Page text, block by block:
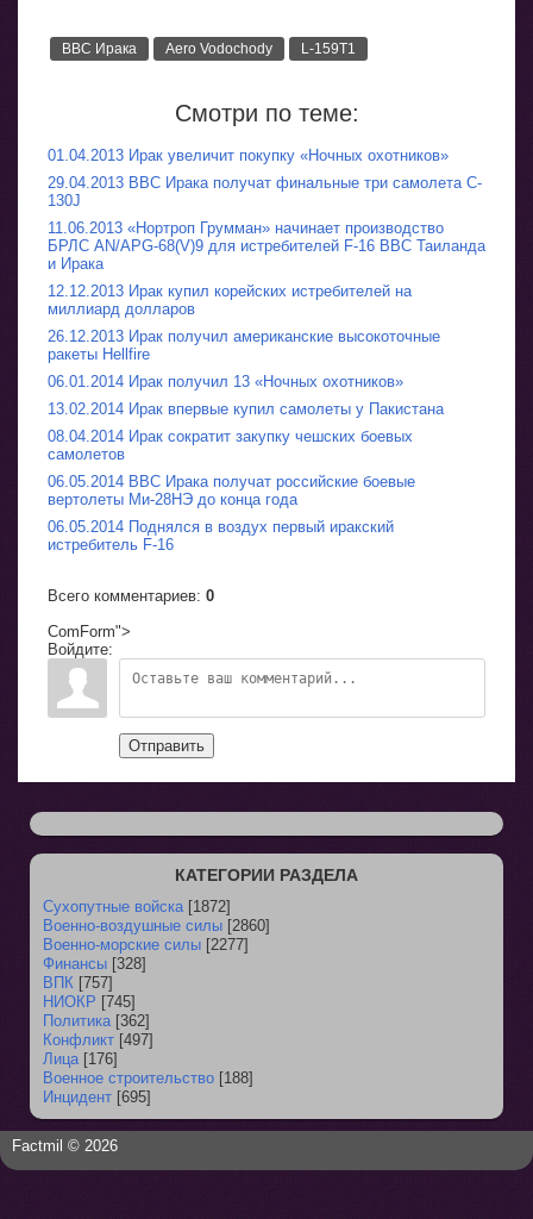
ВВС Ирака Aero Vodochody L-159T1
Смотри по теме:
01.04.2013 Ирак увеличит покупку «Ночных охотников»
29.04.2013 ВВС Ирака получат финальные три самолета C-
130J
11.06.2013 «Нортроп Грумман» начинает производство
БРЛС AN/APG-68(V)9 для истребителей F-16 ВВС Таиланда
и Ирака
12.12.2013 Ирак купил корейских истребителей на
миллиард долларов
26.12.2013 Ирак получил американские высокоточные
ракеты Hellfire
06.01.2014 Ирак получил 13 «Ночных охотников»
13.02.2014 Ирак впервые купил самолеты у Пакистана
08.04.2014 Ирак сократит закупку чешских боевых
самолетов
06.05.2014 ВВС Ирака получат российские боевые
вертолеты Ми-28НЭ до конца года
06.05.2014 Поднялся в воздух первый иракский
истребитель F-16
Всего комментариев: 0
ComForm">
Войдите:
Отправить
КАТЕГОРИИ РАЗДЕЛА
Сухопутные войска [1872]
Военно-воздушные силы [2860]
Военно-морские силы [2277]
Финансы [328]
ВПК [757]
НИОКР [745]
Политика [362]
Конфликт [497]
Лица [176]
Военное строительство [188]
Инцидент [695]
Factmil © 2026